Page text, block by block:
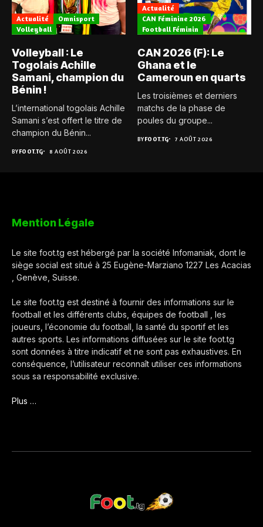
Actualité
Omnisport
Volleyball
Volleyball : Le
Togolais Achille
Samani, champion du
Bénin !
L’international togolais Achille
Samani s’est offert le titre de
champion du Bénin...
BYFOOT.TG 8 AOÛT 2026
Actualité
CAN Féminine 2026
Football Féminin
CAN 2026 (F): Le
Ghana et le
Cameroun en quarts
Les troisièmes et derniers
matchs de la phase de
poules du groupe...
BYFOOT.TG 7 AOÛT 2026
Mention Légale
Le site foot.tg est hébergé par la société Infomaniak, dont le
siège social est situé à 25 Eugène-Marziano 1227 Les Acacias
, Genève, Suisse.
Le site foot.tg est destiné à fournir des informations sur le
football et les différents clubs, équipes de football , les
joueurs, l’économie du football, la santé du sportif et les
autres sports. Les informations diffusées sur le site foot.tg
sont données à titre indicatif et ne sont pas exhaustives. En
conséquence, l’utilisateur reconnaît utiliser ces informations
sous sa responsabilité exclusive.
Plus …